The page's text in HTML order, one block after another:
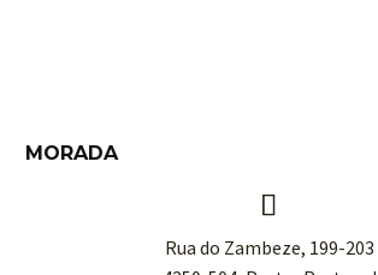
MORADA


Rua do Zambeze, 199-203